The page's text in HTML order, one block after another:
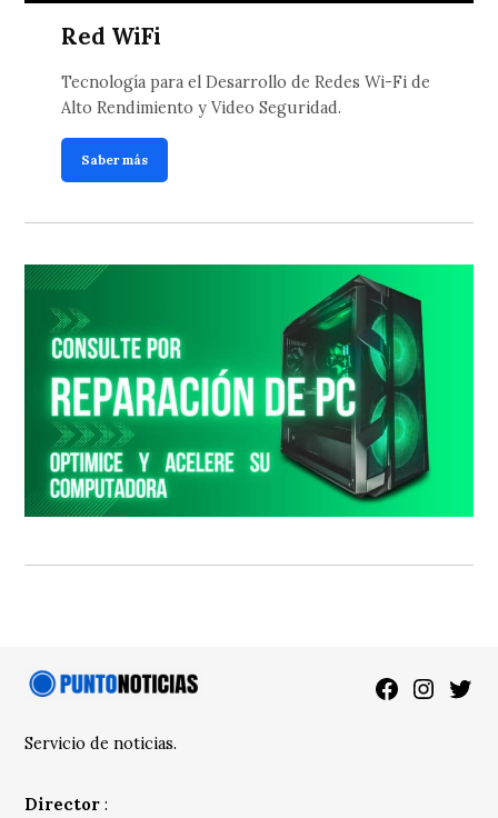
Red WiFi
Tecnología para el Desarrollo de Redes Wi-Fi de
Alto Rendimiento y Video Seguridad.
Saber más
Facebook
Servicio de noticias.
Director :